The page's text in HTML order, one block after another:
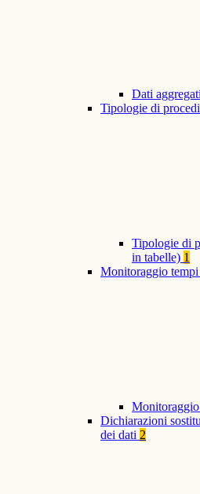
Dati
Tipologie di
Tipologie di
in tabelle) 1
Monitoraggio
Dichiarazioni
dei dati 2